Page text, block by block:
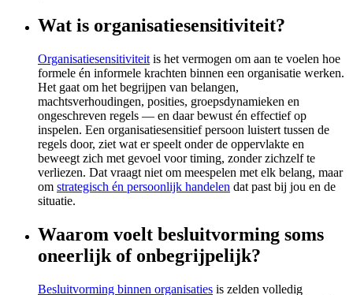
Wat is organisatiesensitiviteit?
Organisatiesensitiviteit is het vermogen om aan te voelen hoe
formele én informele krachten binnen een organisatie werken.
Het gaat om het begrijpen van belangen,
machtsverhoudingen, posities, groepsdynamieken en
ongeschreven regels — en daar bewust én effectief op
inspelen. Een organisatiesensitief persoon luistert tussen de
regels door, ziet wat er speelt onder de oppervlakte en
beweegt zich met gevoel voor timing, zonder zichzelf te
verliezen. Dat vraagt niet om meespelen met elk belang, maar
om strategisch én persoonlijk handelen dat past bij jou en de
situatie.
Waarom voelt besluitvorming soms
oneerlijk of onbegrijpelijk?
Besluitvorming binnen organisaties is zelden volledig